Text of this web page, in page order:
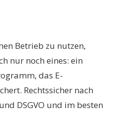
Betrieb zu nutzen,
nur noch eines: ein
das E-
Rechtssicher nach
DSGVO und im besten